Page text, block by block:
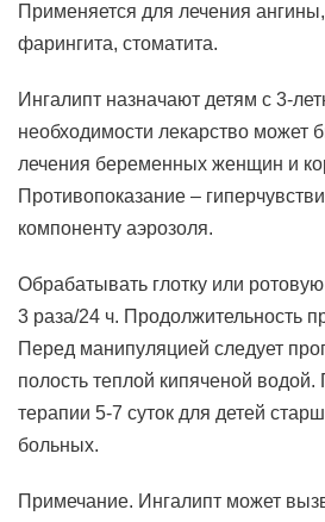
Применяется для лечения
фарингита, стоматита.
Ингалипт назначают детям с 3-
необходимости лекарство может
лечения беременных женщин и
Противопоказание –
компоненту аэрозоля.
Обрабатывать глотку или
3 раза/24 ч. Продолжительность
Перед манипуляцией следует
полость теплой кипяченой
терапии 5-7 суток для детей
больных.
Примечание. Ингалипт может